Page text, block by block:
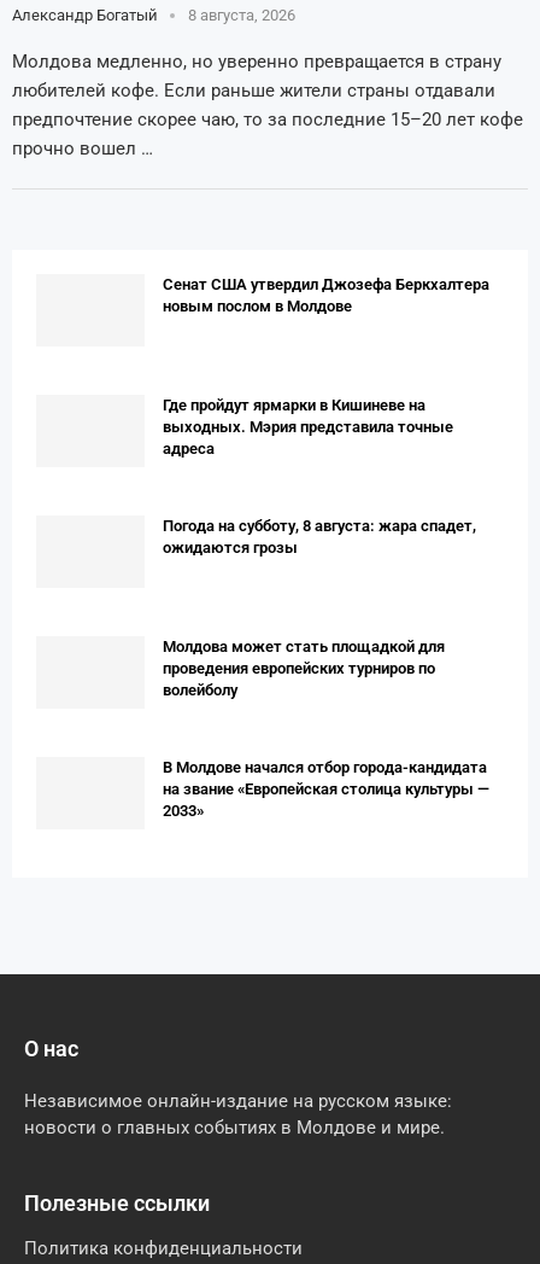
Александр Богатый 8 августа, 2026
Молдова медленно, но уверенно превращается в страну
любителей кофе. Если раньше жители страны отдавали
предпочтение скорее чаю, то за последние 15–20 лет кофе
прочно вошел …
Сенат США утвердил Джозефа Беркхалтера
новым послом в Молдове
Где пройдут ярмарки в Кишиневе на
выходных. Мэрия представила точные
адреса
Погода на субботу, 8 августа: жара спадет,
ожидаются грозы
Молдова может стать площадкой для
проведения европейских турниров по
волейболу
В Молдове начался отбор города-кандидата
на звание «Европейская столица культуры —
2033»
О нас
Независимое онлайн-издание на русском языке:
новости о главных событиях в Молдове и мире.
Полезные ссылки
Политика конфиденциальности